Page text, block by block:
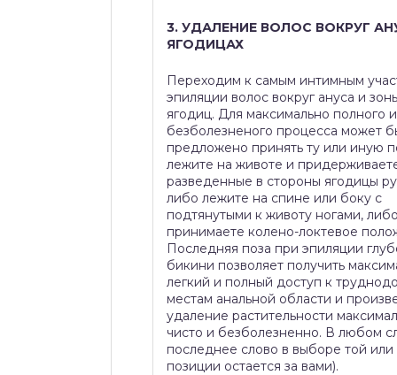
3. УДАЛЕНИЕ ВОЛОС ВОКРУГ
ЯГОДИЦАХ
Переходим к самым интимным
эпиляции волос вокруг ануса и
ягодиц. Для максимально полного и
безболезненого процесса может
предложено принять ту или иную
лежите на животе и
разведенные в стороны ягодицы
либо лежите на спине или боку с
подтянутыми к животу ногами,
принимаете колено-локтевое
Последняя поза при эпиляции
бикини позволяет получить
легкий и полный доступ к
местам анальной области и
удаление растительности
чисто и безболезненно. В любом
последнее слово в выборе той
позиции остается за вами).